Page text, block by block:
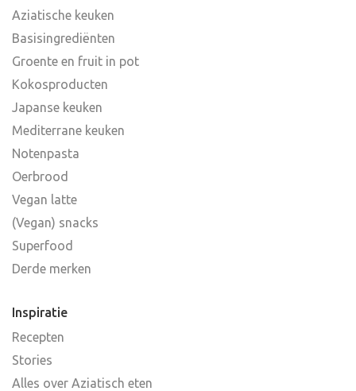
Aziatische keuken
Basisingrediënten
Groente en fruit in pot
Kokosproducten
Japanse keuken
Mediterrane keuken
Notenpasta
Oerbrood
Vegan latte
(Vegan) snacks
Superfood
Derde merken
Inspiratie
Recepten
Stories
Alles over Aziatisch eten